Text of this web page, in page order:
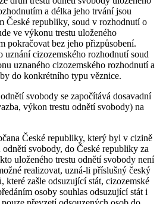
a délka jeho trvání jsou
České republiky, soud v rozhodnutí o
ve výkonu trestu uloženého
pokračovat bez jeho přizpůsobení.
uznání cizozemského rozhodnutí soud
uznaného cizozemského rozhodnutí a
do konkrétního typu věznice.
svobody se započítává dosavadní
výkon trestu odnětí svobody) na
České republiky, který byl v cizině
svobody, do České republiky za
uloženého trestu odnětí svobody není
realizovat, uzná-li příslušný český
které zašle odsuzující stát, cizozemské
osoby souhlas odsuzující stát i